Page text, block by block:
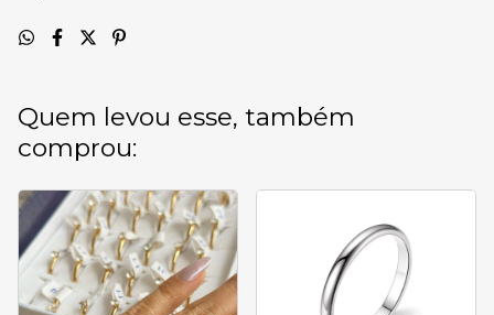
Quem levou esse, também
comprou: